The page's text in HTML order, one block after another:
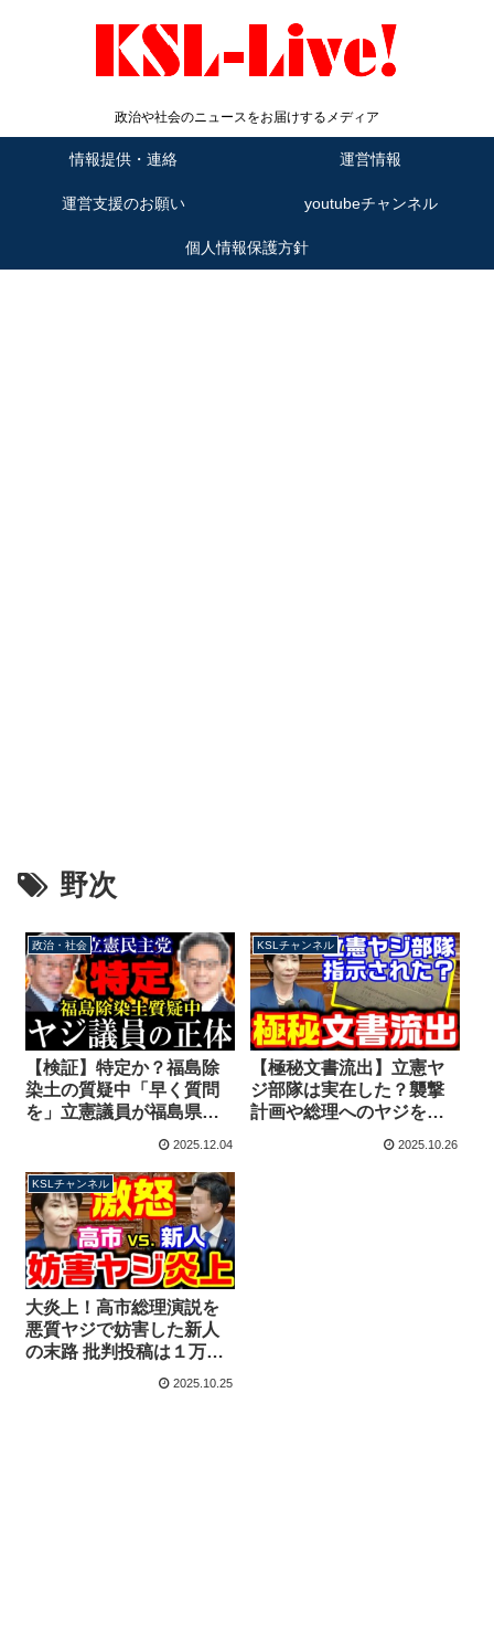
政治や社会のニュースをお届けするメディア
情報提供・連絡 運営情報
運営支援のお願い youtubeチャンネル
個人情報保護方針
野次
政治・社会
【検証】特定か？福島除
染土の質疑中「早く質問
を」立憲議員が福島県民
してみると・・・【KSL
チャンネル】
2025.12.04
KSLチャンネル
【極秘文書流出】立憲ヤ
ジ部隊は実在した？襲撃
計画や総理へのヤジを指
説妨害との関連性は？
2025.10.26
KSLチャンネル
大炎上！高市総理演説を
悪質ヤジで妨害した新人
の末路 批判投稿は１万件
超、削除逃亡を図るも再
2025.10.25